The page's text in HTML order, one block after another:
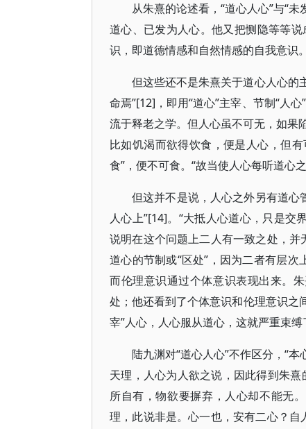
从朱熹的论述看，“道心人心”与“
道心、已发为人心。他又把恻隐等等
识，即道德情感和自然情感的自我意识
但这些还不是朱熹关于道心人心的
命焉”[12]，即用“道心”主宰、节制“人
流于释老之学。但人心虽不可无，如果
比如饥渴而欲得饮食，便是人心，但
食”，便不可食。“故当使人心每听道心
但这并不是说，人心之外另有道心
人心上”[14]。“大抵人心道心，只是交
说明在这个问题上二人有一致之处，
道心的节制或“区处”，因为二者有层
而伦理意识通过个体意识表现出来。
处；他还看到了个体意识和伦理意识之
宰”人心，人心服从道心，这就严重束
陆九渊对“道心人心”不作区分，“
天理，人心为人欲之说，因此得到朱
所自有，物欲要摒弃，人心却不能无
理，此说非是。心一也，安有二心？